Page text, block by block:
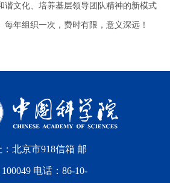
谐文化、培养基层领导团队精神的新模式
年组织一次，费时有限，意义深远！
：北京市918信箱 邮
电话：86-10-